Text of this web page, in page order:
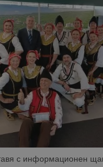
с информационен